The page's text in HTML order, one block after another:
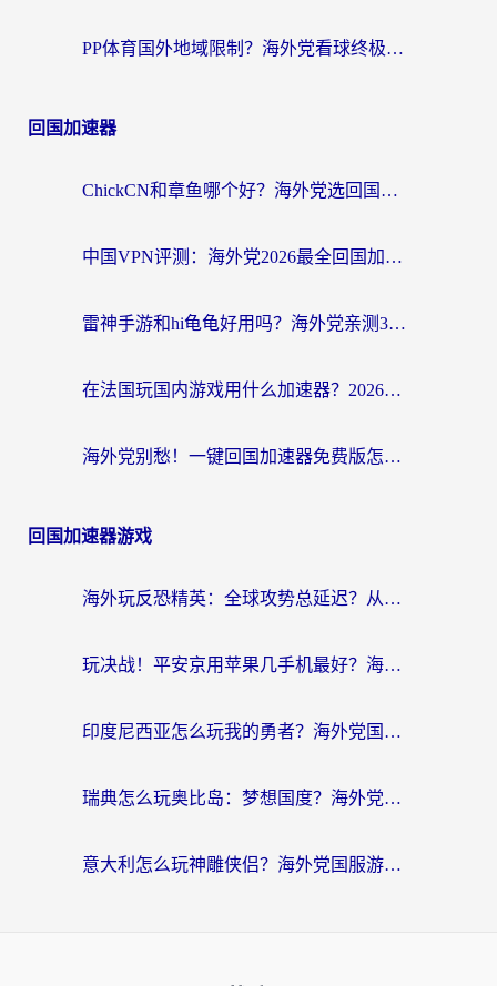
PP体育国外地域限制？海外党看球终极方案：从欧洲杯到奥运会，中文解说不卡顿！
回国加速器
ChickCN和章鱼哪个好？海外党选回国加速器的3个关键维度 + 实用避坑指南
中国VPN评测：海外党2026最全回国加速器选择指南，告别地区限制不踩坑
雷神手游和hi龟龟好用吗？海外党亲测3款回国加速器，教你选对国外到国内加速器
在法国玩国内游戏用什么加速器？2026实测解决延迟卡顿的实用指南
海外党别愁！一键回国加速器免费版怎么选？从踩坑到流畅访问的全攻略
回国加速器游戏
海外玩反恐精英：全球攻势总延迟？从瑞典玩神武4到外国玩黎明觉醒，选对加速器才是关键！
玩决战！平安京用苹果几手机最好？海外党必看的设备+加速器双攻略
印度尼西亚怎么玩我的勇者？海外党国服游戏加速避坑指南（附实况五行师解决方案）
瑞典怎么玩奥比岛：梦想国度？海外党亲测有效的国服游戏加速全攻略
意大利怎么玩神雕侠侣？海外党国服游戏加速终极指南（附欧洲玩王者王国保卫战4不卡技巧）